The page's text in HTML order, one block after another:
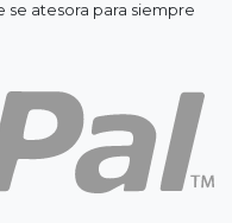
se atesora para siempre